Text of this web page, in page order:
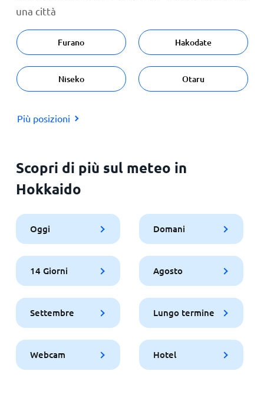
una città
Furano Hakodate
Niseko Otaru
Più posizioni
Scopri di più sul meteo in
Hokkaido
Oggi Domani
14 Giorni Agosto
Settembre Lungo termine
Webcam Hotel